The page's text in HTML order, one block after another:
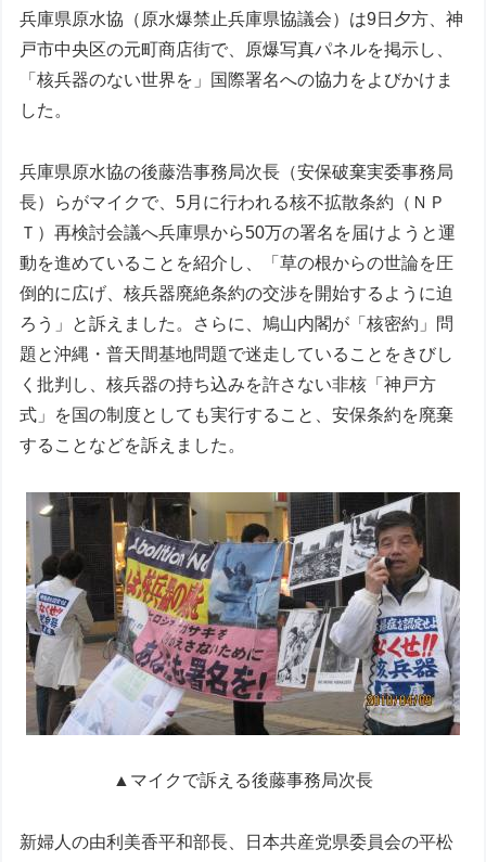
兵庫県原水協（原水爆禁止兵庫県協議会）は9日夕方、神
戸市中央区の元町商店街で、原爆写真パネルを掲示し、
「核兵器のない世界を」国際署名への協力をよびかけま
した。
兵庫県原水協の後藤浩事務局次長（安保破棄実委事務局
長）らがマイクで、5月に行われる核不拡散条約（ＮＰ
Ｔ）再検討会議へ兵庫県から50万の署名を届けようと運
動を進めていることを紹介し、「草の根からの世論を圧
倒的に広げ、核兵器廃絶条約の交渉を開始するように迫
ろう」と訴えました。さらに、鳩山内閣が「核密約」問
題と沖縄・普天間基地問題で迷走していることをきびし
く批判し、核兵器の持ち込みを許さない非核「神戸方
式」を国の制度としても実行すること、安保条約を廃棄
することなどを訴えました。
▲マイクで訴える後藤事務局次長
新婦人の由利美香平和部長、日本共産党県委員会の平松